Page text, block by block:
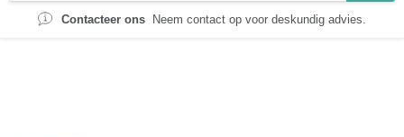
Contacteer ons Neem contact op voor deskundig advies.